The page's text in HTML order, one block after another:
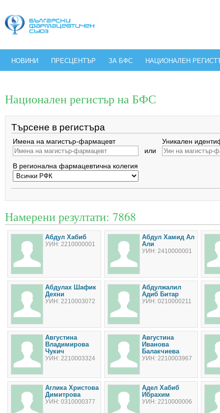
НОВИНИ ПРЕСЦЕНТЪР ЗА БФС НАЦИОНАЛЕН
Национален регистър на БФС
Търсене в регистъра
Имена на магистър-фармацевт
или
Уникален
В регионална фармацевтична колегия
Намерени резултати: 7868
Абдул Хабиб
УИН: 2210000001
Абдул Хамид Ал
Али
УИН: 2410000001
Абдулах Шафик
Дехни
УИН: 2210003072
Абдулжалил
Адиб Битар
УИН: 0210000211
Августина
Владимирова
Чукич
УИН: 2210003324
Августина
Иванова
Балакчиева
УИН: 2210003967
Аглика Христова
Димитрова
УИН: 0310000377
Адел Хабиб
Ибрахим
УИН: 2210000006